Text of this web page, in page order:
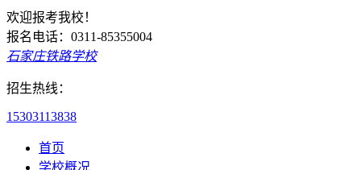
欢迎报考我校！
报名电话：0311-85355004
石家庄铁路学校
招生热线：
15303113838
首页
学校概况